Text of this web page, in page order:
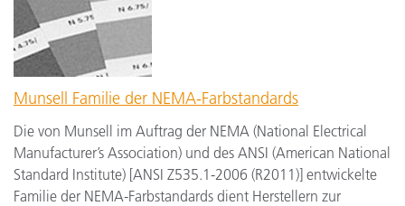
Munsell Familie der NEMA-Farbstandards
Die von Munsell im Auftrag der NEMA (National Electrical
Manufacturer’s Association) und des ANSI (American National
Standard Institute) [ANSI Z535.1-2006 (R2011)] entwickelte
Familie der NEMA-Farbstandards dient Herstellern zur